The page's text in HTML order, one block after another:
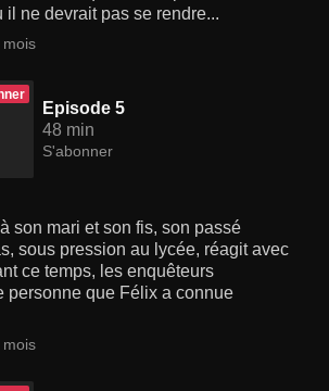
il ne devrait pas se rendre...
mois
Episode 5
48 min
S'abonner
son mari et son fis, son passé
sous pression au lycée, réagit avec
ce temps, les enquêteurs
personne que Félix a connue
mois